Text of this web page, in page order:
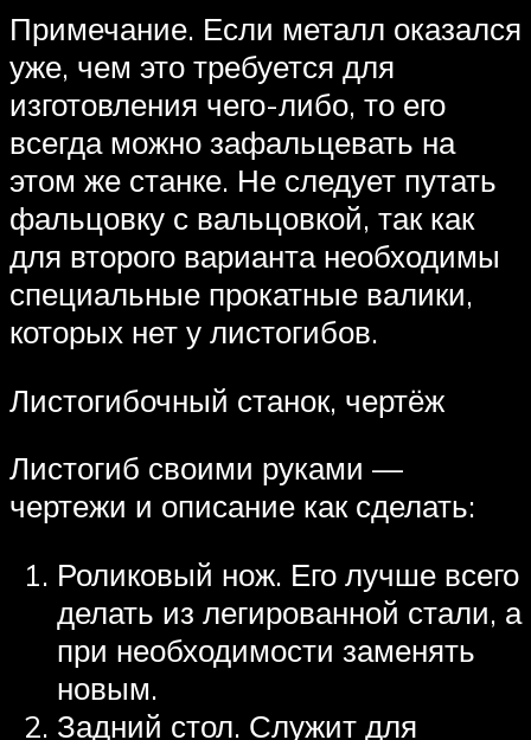
Примечание. Если металл оказался
уже, чем это требуется для
изготовления чего-либо, то его
всегда можно зафальцевать на
этом же станке. Не следует путать
фальцовку с вальцовкой, так как
для второго варианта необходимы
специальные прокатные валики,
которых нет у листогибов.
Листогибочный станок, чертёж
Листогиб своими руками —
чертежи и описание как сделать:
Роликовый нож. Его лучше всего
делать из легированной стали, а
при необходимости заменять
новым.
Задний стол. Служит для